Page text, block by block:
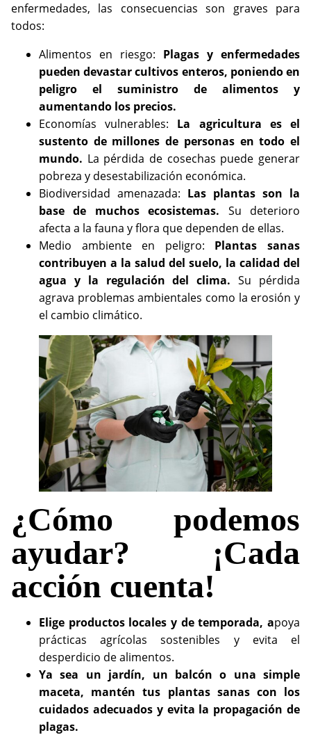
enfermedades, las consecuencias son graves para
todos:
Alimentos en riesgo: Plagas y enfermedades
pueden devastar cultivos enteros, poniendo en
peligro el suministro de alimentos y
aumentando los precios.
Economías vulnerables: La agricultura es el
sustento de millones de personas en todo el
mundo. La pérdida de cosechas puede generar
pobreza y desestabilización económica.
Biodiversidad amenazada: Las plantas son la
base de muchos ecosistemas. Su deterioro
afecta a la fauna y flora que dependen de ellas.
Medio ambiente en peligro: Plantas sanas
contribuyen a la salud del suelo, la calidad del
agua y la regulación del clima. Su pérdida
agrava problemas ambientales como la erosión y
el cambio climático.
¿Cómo podemos
ayudar? ¡Cada
acción cuenta!
Elige productos locales y de temporada, apoya
prácticas agrícolas sostenibles y evita el
desperdicio de alimentos.
Ya sea un jardín, un balcón o una simple
maceta, mantén tus plantas sanas con los
cuidados adecuados y evita la propagación de
plagas.